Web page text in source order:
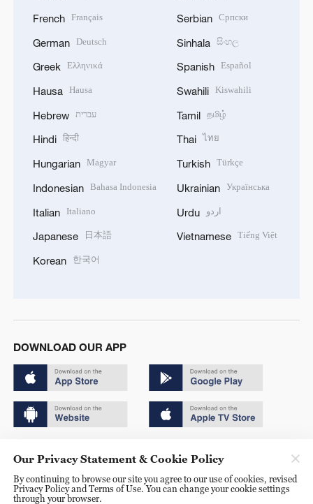
French Français
German Deutsch
Greek Ελληνικά
Hausa Hausa
Hebrew עברית
Hindi हिन्दी
Hungarian Magyar
Indonesian Bahasa Indonesia
Italian Italiano
Japanese 日本語
Korean 한국어
Serbian Српски
Sinhala සිංහල
Spanish Español
Swahili Kiswahili
Tamil தமிழ்
Thai ไทย
Turkish Türkçe
Ukrainian Українська
Urdu اردو
Vietnamese Tiếng Việt
DOWNLOAD OUR APP
京ICP备20000184号
京公网安备 11010502050052号
Our Privacy Statement & Cookie Policy
By continuing to browse our site you agree to our use of cookies, revised
Privacy Policy and Terms of Use. You can change your cookie settings
through your browser.